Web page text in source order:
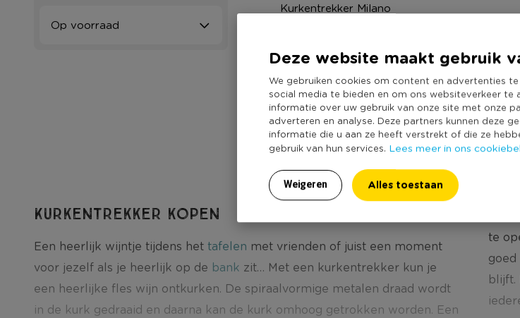
Deze website maakt gebruik
We gebruiken cookies om content en advertenties
social media te bieden en om ons websiteverkeer te
informatie over uw gebruik van onze site met onze
adverteren en analyse. Deze partners kunnen deze
informatie die u aan ze heeft verstrekt of die ze
gebruik van hun services. Lees meer in ons
Weigeren Alles toestaan
Op voorraad
Kurkentrekker Milano
7,99
Kurkentrekker kopen
Een heerlijk wijntje tijdens het tafelen met vrienden of juist een moment
voor jezelf als je heerlijk op de bank zit… Met een kurkentrekker kun je
een heerlijke fles wijn ontkurken. De spiraalvormige metalen draad wordt
in de kurk gedraaid en daarna kan de kurk omhoog getrokken worden. Een
de
te
blijft.